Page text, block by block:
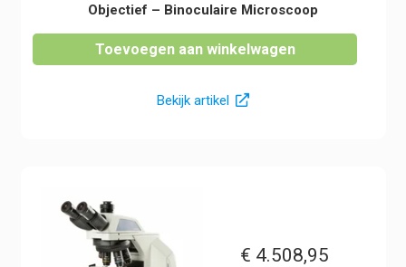
Objectief – Binoculaire Microscoop
Toevoegen aan winkelwagen
Bekijk artikel
€ 4.508,95